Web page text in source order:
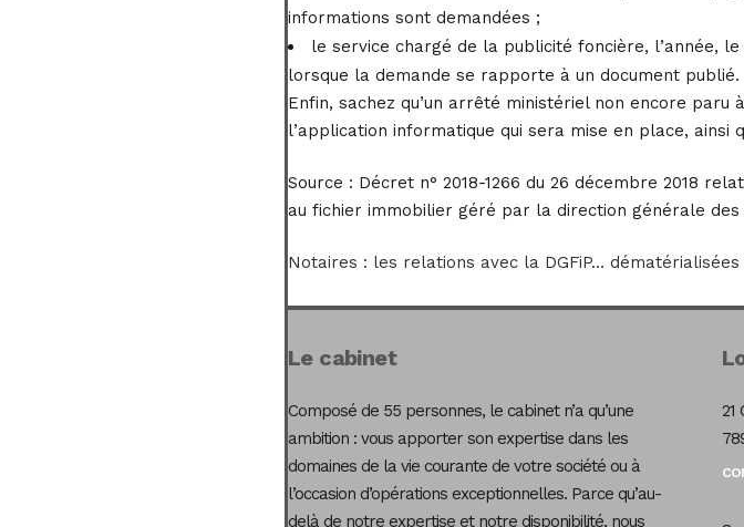
informations sont demandées ;
le service chargé de la publicité foncière, l’année,
lorsque la demande se rapporte à un document publié.
Enfin, sachez qu’un arrêté ministériel non encore
l’application informatique qui sera mise en place,
Source : Décret n° 2018-1266 du 26 décembre 2018
au fichier immobilier géré par la direction générale des
Notaires : les relations avec la DGFiP… dématérialisées
Le cabinet
Composé de 55 personnes, le cabinet n’a qu’une
ambition : vous apporter son expertise dans les
domaines de la vie courante de votre société ou à
l’occasion d’opérations exceptionnelles. Parce qu’au-
delà de notre expertise et notre disponibilité, nous
21